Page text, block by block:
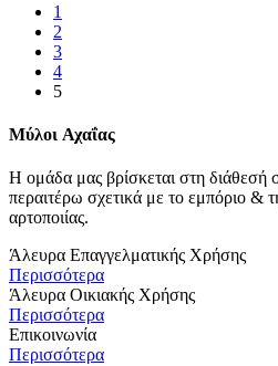
1
2
3
4
5
Μύλοι Αχαΐας
Η ομάδα μας βρίσκεται στη διάθεσή
περαιτέρω σχετικά με το εμπόριο &
αρτοποιίας.
Άλευρα Επαγγελματικής Χρήσης
Περισσότερα
Άλευρα Οικιακής Χρήσης
Περισσότερα
Επικοινωνία
Περισσότερα